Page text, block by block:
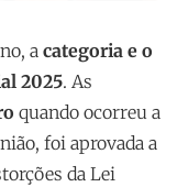
a categoria e o
2025. As
quando ocorreu a
foi aprovada a
da Lei